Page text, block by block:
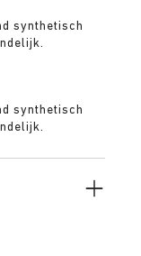
synthetisch
synthetisch